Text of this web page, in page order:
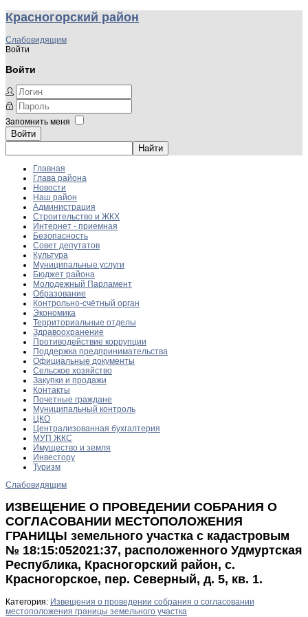
Красногорский район
Слабовидящим
Войти
Войти
Запомнить меня
Войти
Главная
Глава района
Новости
Наш район
Администрация
Строительство и ЖКХ
Интернет - приемная
Безопасность
Совет депутатов
Культура
Муниципальные услуги
Бюджет района
Молодежный Парламент
Образование
Контрольно-счётный орган
Экономика
Территориальные отделы
Здравоохранение
Противодействие коррупции
Поддержка предпринимательства
Официальные документы
Сельское хозяйство
Закупки и продажи
Контакты
Почетные граждане
Муниципальный контроль
ЦКО
Централизованная бухгалтерия
МУП ЖКС
Имущество и земля
Инвестору
Туризм
Слабовидящим
ИЗВЕЩЕНИЕ О ПРОВЕДЕНИИ СОБРАНИЯ О
СОГЛАСОВАНИИ МЕСТОПОЛОЖЕНИЯ
ГРАНИЦЫ земельного участка с кадастровым
№ 18:15:052021:37, расположенного Удмуртская
Республика, Красногорский район, с.
Красногорское, пер. Северный, д. 5, кв. 1.
Категория: Извещения о проведении собрания о согласовании
местоположения границы земельного участка